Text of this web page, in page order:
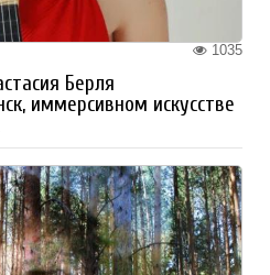
1035
Берля
иммерсивном искусстве